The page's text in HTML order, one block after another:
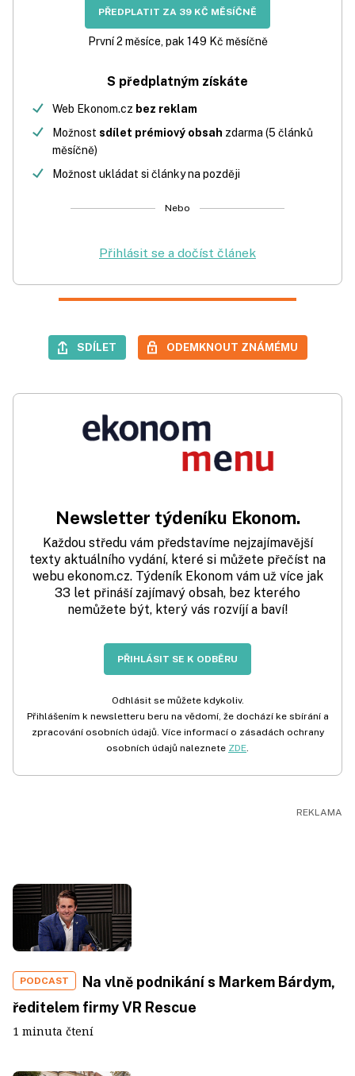
PŘEDPLATIT ZA 39 KČ MĚSÍČNĚ
První 2 měsíce, pak 149 Kč měsíčně
S předplatným získáte
Web Ekonom.cz bez reklam
Možnost sdílet prémiový obsah zdarma (5 článků
měsíčně)
Možnost ukládat si články na později
Nebo
Přihlásit se a dočíst článek
SDÍLET ODEMKNOUT ZNÁMÉMU
Newsletter týdeníku Ekonom.
Každou středu vám představíme nejzajímavější
texty aktuálního vydání, které si můžete přečíst na
webu ekonom.cz. Týdeník Ekonom vám už více jak
33 let přináší zajímavý obsah, bez kterého
nemůžete být, který vás rozvíjí a baví!
PŘIHLÁSIT SE K ODBĚRU
Odhlásit se můžete kdykoliv.
Přihlášením k newsletteru beru na vědomí, že dochází ke sbírání a
zpracování osobních údajů. Více informací o zásadách ochrany
osobních údajů naleznete ZDE.
PODCAST
Na vlně podnikání s Markem Bárdym,
ředitelem firmy VR Rescue
1 minuta čtení